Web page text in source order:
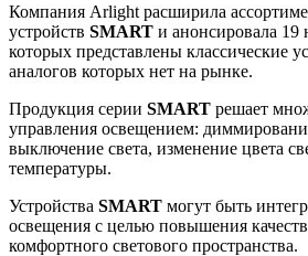
Компания Arlight расширила
устройств SMART и анонсировала 19
которых представлены классические
аналогов которых нет на рынке.
Продукция серии SMART решает
управления освещением:
выключение света, изменение цвета
температуры.
Устройства SMART могут быть
освещения с целью повышения
комфортного светового пространства.